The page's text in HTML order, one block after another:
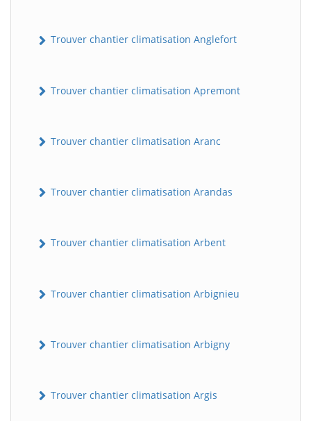
Trouver chantier climatisation Anglefort
Trouver chantier climatisation Apremont
Trouver chantier climatisation Aranc
Trouver chantier climatisation Arandas
Trouver chantier climatisation Arbent
Trouver chantier climatisation Arbignieu
Trouver chantier climatisation Arbigny
Trouver chantier climatisation Argis